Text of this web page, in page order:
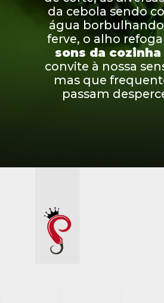
da cebola sendo
água
ferve, o alho
sons da cozinha
convite à nossa
mas que
passam